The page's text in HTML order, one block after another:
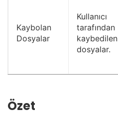
Kaybolan
Dosyalar
Kullanıcı
tarafından
kaybedilen
dosyalar.
Özet